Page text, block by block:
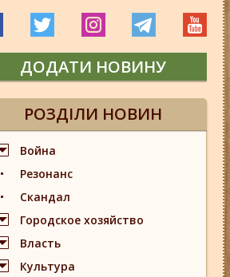
ДОДАТИ НОВИНУ
РОЗДІЛИ НОВИН
Война
Резонанс
Скандал
Городское хозяйство
Власть
Культура